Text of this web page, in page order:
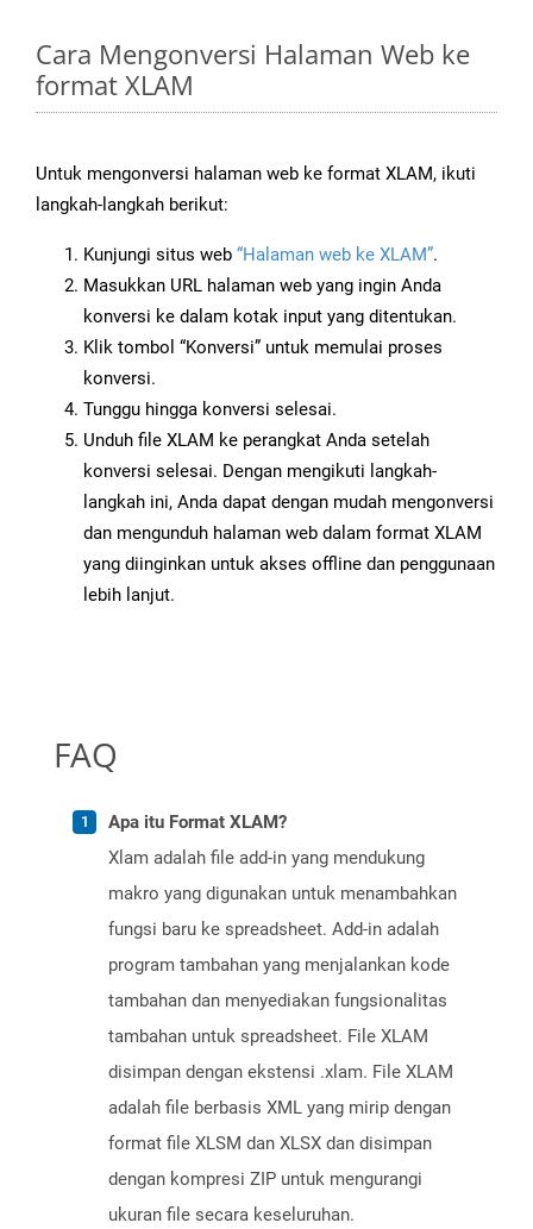
Cara Mengonversi Halaman Web ke
format XLAM
Untuk mengonversi halaman web ke format XLAM, ikuti
langkah-langkah berikut:
Kunjungi situs web “Halaman web ke XLAM”.
Masukkan URL halaman web yang ingin Anda
konversi ke dalam kotak input yang ditentukan.
Klik tombol “Konversi” untuk memulai proses
konversi.
Tunggu hingga konversi selesai.
Unduh file XLAM ke perangkat Anda setelah
konversi selesai. Dengan mengikuti langkah-
langkah ini, Anda dapat dengan mudah mengonversi
dan mengunduh halaman web dalam format XLAM
yang diinginkan untuk akses offline dan penggunaan
lebih lanjut.
FAQ
Apa itu Format XLAM?
Xlam adalah file add-in yang mendukung
makro yang digunakan untuk menambahkan
fungsi baru ke spreadsheet. Add-in adalah
program tambahan yang menjalankan kode
tambahan dan menyediakan fungsionalitas
tambahan untuk spreadsheet. File XLAM
disimpan dengan ekstensi .xlam. File XLAM
adalah file berbasis XML yang mirip dengan
format file XLSM dan XLSX dan disimpan
dengan kompresi ZIP untuk mengurangi
ukuran file secara keseluruhan.